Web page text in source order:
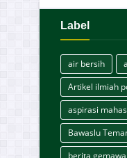
Label
air bersih
Artikel ilmiah
aspirasi
Bawaslu
berita